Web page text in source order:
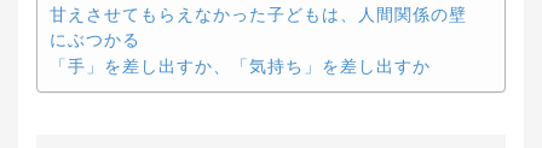
甘えさせてもらえなかった子どもは、人間関係の壁
にぶつかる
「手」を差し出すか、「気持ち」を差し出すか